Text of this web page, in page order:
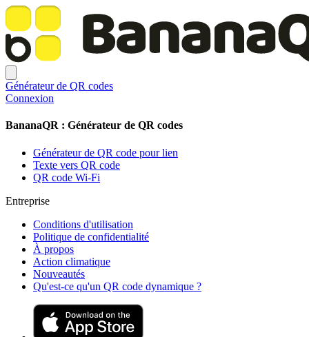
Générateur de QR codes
Connexion
BananaQR : Générateur de QR codes
Générateur de QR code pour lien
Texte vers QR code
QR code Wi-Fi
Entreprise
Conditions d'utilisation
Politique de confidentialité
À propos
Action climatique
Nouveautés
Qu'est-ce qu'un QR code dynamique ?